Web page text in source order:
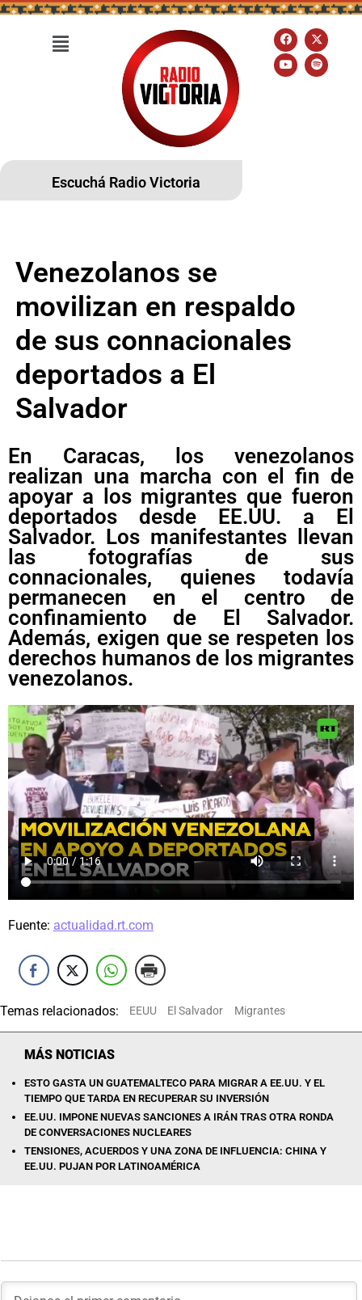
Escuchá Radio Victoria
Venezolanos se
movilizan en respaldo
de sus connacionales
deportados a El
Salvador
En Caracas, los venezolanos
realizan una marcha con el fin de
apoyar a los migrantes que fueron
deportados desde EE.UU. a El
Salvador. Los manifestantes llevan
las fotografías de sus
connacionales, quienes todavía
permanecen en el centro de
confinamiento de El Salvador.
Además, exigen que se respeten los
derechos humanos de los migrantes
venezolanos.
Fuente: actualidad.rt.com
Temas relacionados: EEUU El Salvador Migrantes
MÁS NOTICIAS
ESTO GASTA UN GUATEMALTECO PARA MIGRAR A EE.UU. Y EL
TIEMPO QUE TARDA EN RECUPERAR SU INVERSIÓN
EE.UU. IMPONE NUEVAS SANCIONES A IRÁN TRAS OTRA RONDA
DE CONVERSACIONES NUCLEARES
TENSIONES, ACUERDOS Y UNA ZONA DE INFLUENCIA: CHINA Y
EE.UU. PUJAN POR LATINOAMÉRICA